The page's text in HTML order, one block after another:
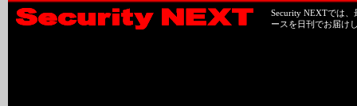
Security NEXTでは
ースを日刊でお届け